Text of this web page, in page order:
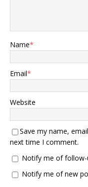
Name*
Email*
Website
Save my name,
next time I comment.
Notify me of
Notify me of new